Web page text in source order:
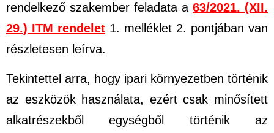
rendelkező szakember feladata a 63/2021. (XII.
29.) ITM rendelet 1. melléklet 2. pontjában van
részletesen leírva.
Tekintettel arra, hogy ipari környezetben történik
az eszközök használata, ezért csak minősített
alkatrészekből egységből történik az